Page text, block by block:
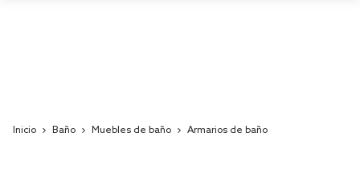
Inicio Baño Muebles de baño Armarios de baño